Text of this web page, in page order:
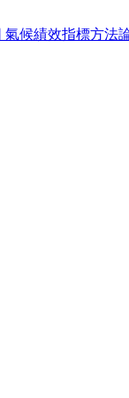
氣候績效指標方法